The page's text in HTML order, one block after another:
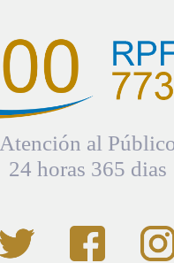
Atención al
24 horas 365 dias